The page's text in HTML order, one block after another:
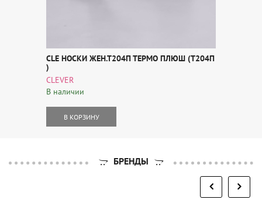
CLE НОСКИ ЖЕН.Т204П ТЕРМО ПЛЮШ (Т204П
)
CLEVER
В наличии
В КОРЗИНУ
БРЕНДЫ